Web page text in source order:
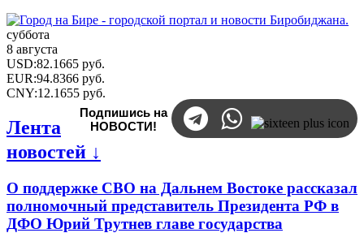
суббота
8 августа
USD:82.1665 руб.
EUR:94.8366 руб.
CNY:12.1655 руб.
Подпишись на
НОВОСТИ!
Лента
новостей ↓
О поддержке СВО на Дальнем Востоке рассказал
полномочный представитель Президента РФ в
ДФО Юрий Трутнев главе государства